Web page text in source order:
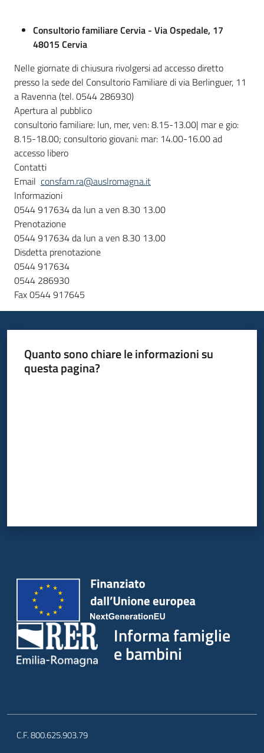
Consultorio familiare Cervia - Via Ospedale, 17
48015 Cervia
Nelle giornate di chiusura rivolgersi ad accesso diretto
presso la sede del Consultorio Familiare di via Berlinguer, 11
a Ravenna (tel. 0544 286930)
Apertura al pubblico
consultorio familiare: lun, mer, ven: 8.15-13.00| mar e gio:
8.15-18.00; consultorio giovani: mar: 14.00-16.00 ad
accesso libero
Contatti
Email consfam.ra@auslromagna.it
Informazioni
0544 917634 da lun a ven 8.30 13.00
Prenotazione
0544 917634 da lun a ven 8.30 13.00
Disdetta prenotazione
0544 917634
0544 286930
Fax 0544 917645
Quanto sono chiare le informazioni su
questa pagina?
Informa famiglie
e bambini
C.F. 800.625.903.79